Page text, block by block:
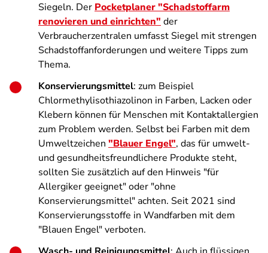
Siegeln. Der Pocketplaner "Schadstoffarm
renovieren und einrichten" der
Verbraucherzentralen umfasst Siegel mit strengen
Schadstoffanforderungen und weitere Tipps zum
Thema.
Konservierungsmittel: zum Beispiel
Chlormethylisothiazolinon in Farben, Lacken oder
Klebern können für Menschen mit Kontaktallergien
zum Problem werden. Selbst bei Farben mit dem
Umweltzeichen "Blauer Engel", das für umwelt-
und gesundheitsfreundlichere Produkte steht,
sollten Sie zusätzlich auf den Hinweis "für
Allergiker geeignet" oder "ohne
Konservierungsmittel" achten. Seit 2021 sind
Konservierungsstoffe in Wandfarben mit dem
"Blauen Engel" verboten.